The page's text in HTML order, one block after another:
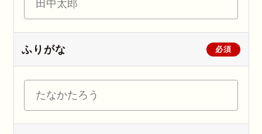
必須
ふりがな